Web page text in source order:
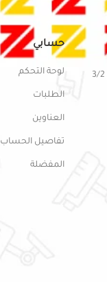
حسابي
لوحة التحكم
الطلبات
العناوين
تفاصيل الحساب
المفضلة